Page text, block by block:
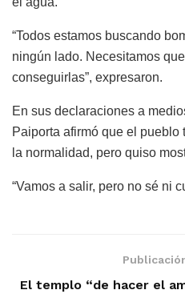
“Todos estamos buscando
ningún lado. Necesitamos
conseguirlas”, expresaron.
En sus declaraciones a
Paiporta afirmó que el pueblo
la normalidad, pero quiso
“Vamos a salir, pero no sé ni
El templo “de hacer el